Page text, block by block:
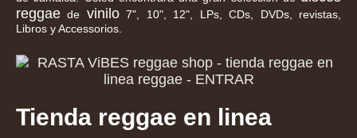
reggae de vinilo7", 10", 12", LPs, CDs, DVDs, revistas,
Libros y Accessorios.
Tienda reggae en linea